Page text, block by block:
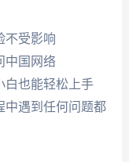
不受影响
中国网络
白也能轻松上手
中遇到任何问题都